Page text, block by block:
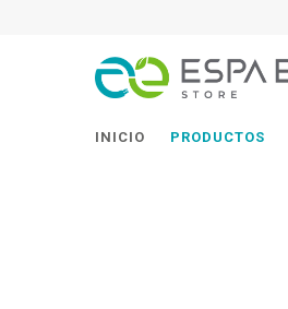
INICIO PRODUCTOS